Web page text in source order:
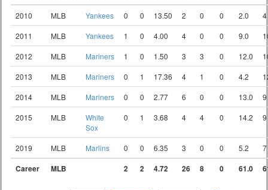
2010 MLB Yankees 0 0 13.50 2 0 0 2.0
4
2011
MLB Yankees 1 0 4.00 4 0 0 9.0
2012
MLB Mariners 1 0 1.50 3 3 0 12.0
2013
MLB Mariners 0 1 17.36 4 1 0 4.2
2014
MLB Mariners 0 0 2.77 6 0 0 13.0
9
2015
MLB
White
Sox
0 1 3.68 4 4 0 14.2 9
2019 MLB Marlins 0 0 6.35 3 0 0 5.2 7
Career MLB 2 2 4.72 26 8 0 61.0